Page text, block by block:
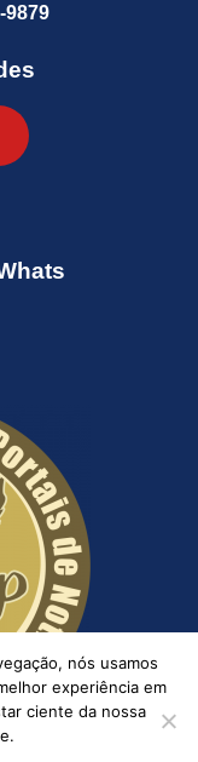
9879
nós usamos
experiência em
ciente da nossa